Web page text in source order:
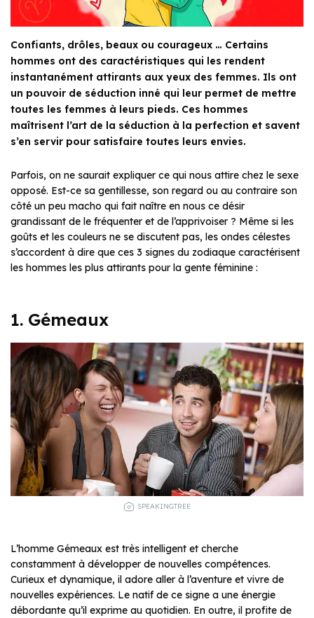
Confiants, drôles, beaux ou courageux … Certains
hommes ont des caractéristiques qui les rendent
instantanément attirants aux yeux des femmes. Ils ont
un pouvoir de séduction inné qui leur permet de mettre
toutes les femmes à leurs pieds. Ces hommes
maîtrisent l’art de la séduction à la perfection et savent
s’en servir pour satisfaire toutes leurs envies.
Parfois, on ne saurait expliquer ce qui nous attire chez le sexe
opposé. Est-ce sa gentillesse, son regard ou au contraire son
côté un peu macho qui fait naître en nous ce désir
grandissant de le fréquenter et de l’apprivoiser ? Même si les
goûts et les couleurs ne se discutent pas, les ondes célestes
s’accordent à dire que ces 3 signes du zodiaque caractérisent
les hommes les plus attirants pour la gente féminine :
1. Gémeaux
SPEAKINGTREE
L’homme Gémeaux est très intelligent et cherche
constamment à développer de nouvelles compétences.
Curieux et dynamique, il adore aller à l’aventure et vivre de
nouvelles expériences. Le natif de ce signe a une énergie
débordante qu’il exprime au quotidien. En outre, il profite de